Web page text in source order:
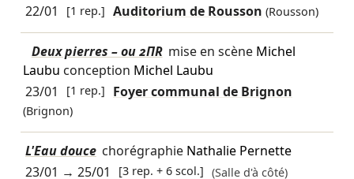
22/01
[1 rep.] Auditorium de Rousson (Rousson)
Deux pierres – ou 2ΠR mise en scène Michel
Laubu conception Michel Laubu
23/01
[1 rep.] Foyer communal de Brignon
(Brignon)
L'Eau douce chorégraphie Nathalie Pernette
23/01 → 25/01 [3 rep. + 6 scol.] (Salle d'à côté)